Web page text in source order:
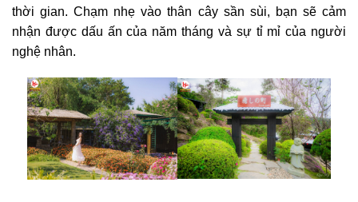
thời gian. Chạm nhẹ vào thân cây sần sùi, bạn sẽ cảm
nhận được dấu ấn của năm tháng và sự tỉ mỉ của người
nghệ nhân.